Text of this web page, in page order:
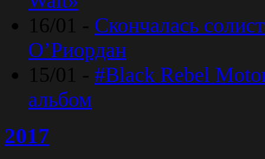
16/01 - Скончалась
O’Риордан
15/01 - #Black Rebel
альбом
2017